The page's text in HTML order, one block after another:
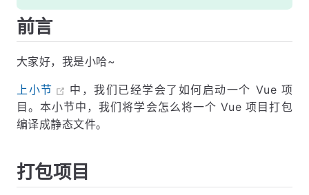
前言
大家好，我是小哈~
上小节
中，我们已经学会了如何启动一个 Vue 项
目。本小节中，我们将学会怎么将一个 Vue 项目打包
编译成静态文件。
打包项目